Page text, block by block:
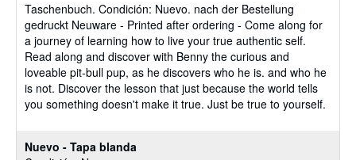
Nuevo - Tapa blanda
5
de
5
estrellas
Taschenbuch. Condición: Nuevo. nach der Bestellung
gedruckt Neuware - Printed after ordering - Come along for
a journey of learning how to live your true authentic self.
Read along and discover with Benny the curious and
loveable pit-bull pup, as he discovers who he is. and who he
is not. Discover the lesson that just because the world tells
you something doesn't make it true. Just be true to yourself.